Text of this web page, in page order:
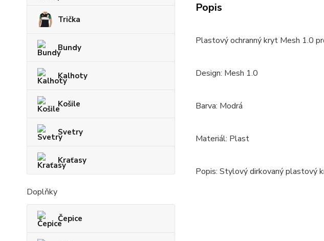
Trička
Bundy
Kalhoty
Košile
Svetry
Kraťasy
Doplňky
Čepice
Popis
Plastový ochranný kryt Mesh 1.0
Design: Mesh 1.0
Barva: Modrá
Materiál: Plast
Popis: Stylový dirkovaný plastový